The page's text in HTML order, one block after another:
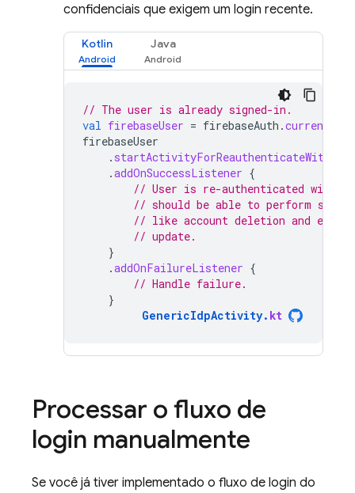
confidenciais que exigem um login recente.
Kotlin Java
// The user is already signed-in.
val firebaseUser = firebaseAuth .currentUser
firebaseUser
.
.addOnSuccessListener {
// User is re-authenticated with
// should be able to perform
// like account deletion and email
// update.
}
.addOnFailureListener {
// Handle failure.
}
GenericIdpActivity. kt
Processar o fluxo de
login manualmente
Se você já tiver implementado o fluxo de login do